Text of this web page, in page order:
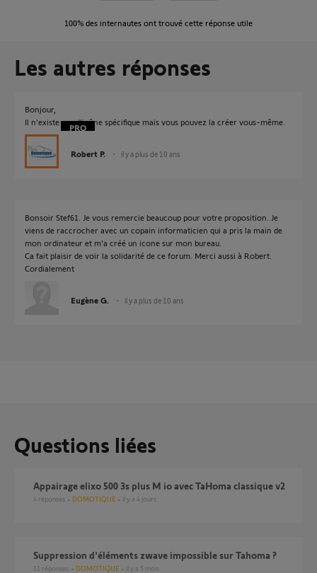
100% des internautes ont trouvé cette réponse utile
Les autres réponses
Bonjour,
Il n'existe pas d'icône spécifique mais vous pouvez la créer vous-même.
Robert P. il y a plus de 10 ans
Bonsoir Stef61. Je vous remercie beaucoup pour votre proposition. Je
viens de raccrocher avec un copain informaticien qui a pris la main de
mon ordinateur et m'a créé un icone sur mon bureau.
Ca fait plaisir de voir la solidarité de ce forum. Merci aussi à Robert.
Cordialement
Eugène G. il y a plus de 10 ans
Questions liées
Appairage elixo 500 3s plus M io avec TaHoma classique v2
4 réponses DOMOTIQUE il y a 4 jours
Suppression d'éléments zwave impossible sur Tahoma ?
11 réponses DOMOTIQUE il y a 5 mois